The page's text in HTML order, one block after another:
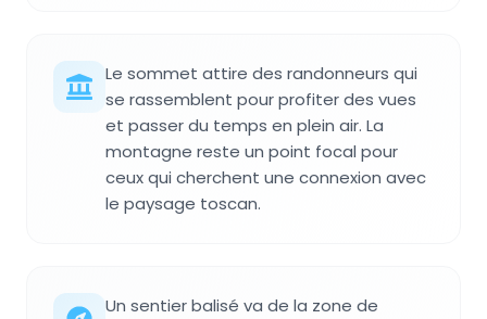
Le sommet attire des randonneurs qui
se rassemblent pour profiter des vues
et passer du temps en plein air. La
montagne reste un point focal pour
ceux qui cherchent une connexion avec
le paysage toscan.
Un sentier balisé va de la zone de